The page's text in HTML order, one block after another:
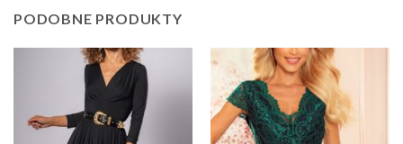
PODOBNE PRODUKTY